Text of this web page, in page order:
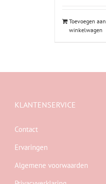
Toevoegen aan
winkelwagen
KLANTENSERVICE
Contact
Ervaringen
Algemene voorwaarden